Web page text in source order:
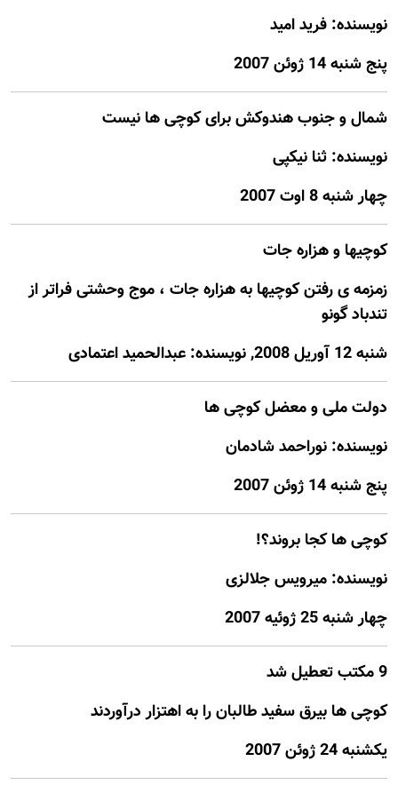
نويسنده: فريد اميد
پنج شنبه 14 ژوئن 2007
شمال و جنوب هندوکش برای کوچی ها نیست
نويسنده: ثنا نیکپی
چهار شنبه 8 اوت 2007
کوچیها و هزاره جات
زمزمه ی رفتن کوچیها به هزاره جات ، موج وحشتی فراتر از
تندباد گونو
شنبه 12 آوريل 2008, نويسنده: عبدالحمید اعتمادی
دولت ملی و معضل کوچی ها
نويسنده: نوراحمد شادمان
پنج شنبه 14 ژوئن 2007
کوچی ها کجا بروند؟!
نويسنده: ميرويس جلالزی
چهار شنبه 25 ژوئيه 2007
9 مکتب تعطيل شد
کوچی ها بيرق سفيد طالبان را به اهتزار درآوردند
يكشنبه 24 ژوئن 2007